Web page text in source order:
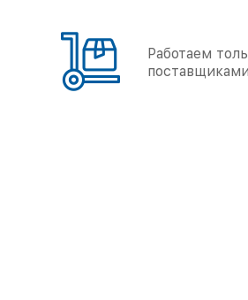
Работаем